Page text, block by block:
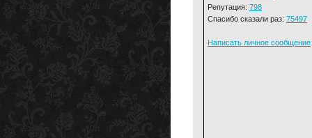
Репутация: 798
Спасибо сказали раз: 75497
Написать личное сообщение